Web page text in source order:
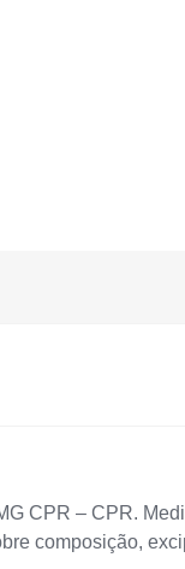
CPR – CPR.
composição,